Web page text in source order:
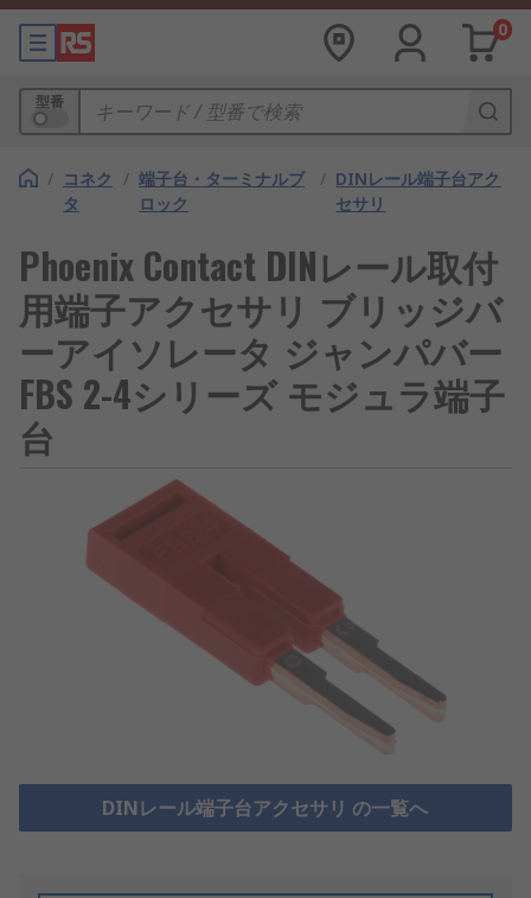
0
型番
/ コネク
タ
/ 端子台・ターミナルブ
ロック
/ DINレール端子台アク
セサリ
Phoenix Contact DINレール取付
用端子アクセサリ ブリッジバ
ーアイソレータ ジャンパバー
FBS 2-4シリーズ モジュラ端子
台
DINレール端子台アクセサリ の一覧へ